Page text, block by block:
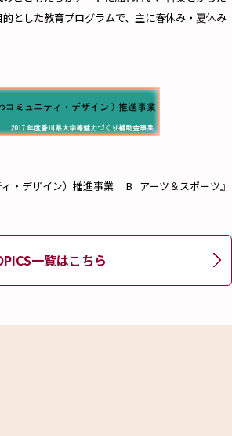
とした教育プログラムで、主に春休み・夏休み
ィ・デザイン）推進事業 B . アーツ＆スポーツ』
一覧はこちら